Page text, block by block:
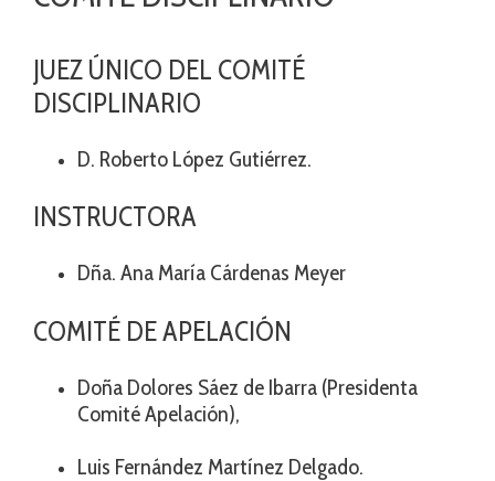
JUEZ ÚNICO DEL COMITÉ
DISCIPLINARIO
D. Roberto López Gutiérrez.
INSTRUCTORA
Dña. Ana María Cárdenas Meyer
COMITÉ DE APELACIÓN
Doña Dolores Sáez de Ibarra (Presidenta
Comité Apelación),
Luis Fernández Martínez Delgado.